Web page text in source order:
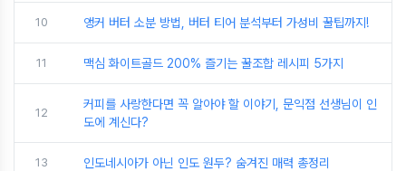
10 앵커 버터 소분 방법, 버터 티어 분석부터 가성비 꿀팁까지!
11 맥심 화이트골드 200% 즐기는 꿀조합 레시피 5가지
12
커피를 사랑한다면 꼭 알아야 할 이야기, 문익점 선생님이 인
도에 계신다?
13 인도네시아가 아닌 인도 원두? 숨겨진 매력 총정리